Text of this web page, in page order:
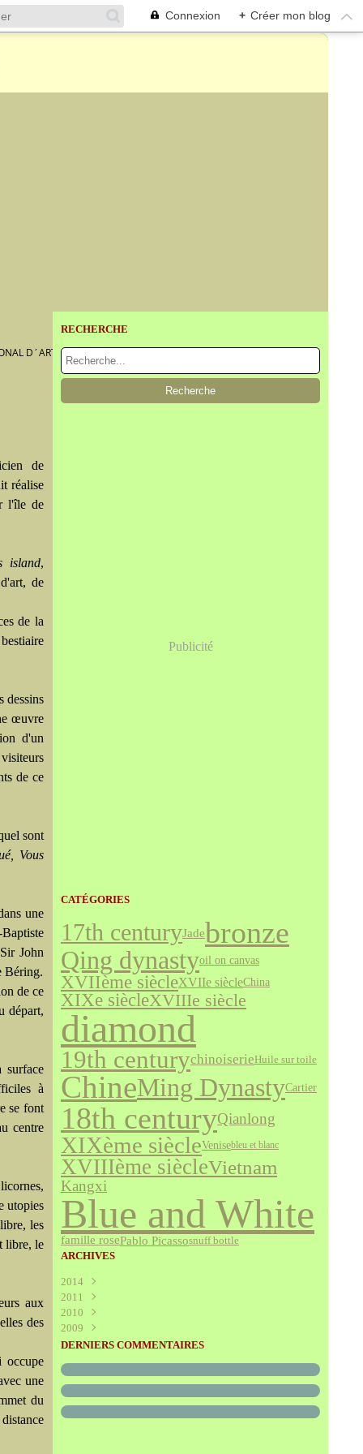
Connexion + Créer mon blog
D´ART ET DU PAYSAGE,
de
réalise
l'île de
island,
de
de la
dessins
œuvre
d'un
de ce
sont
Vous
une
John
Béring.
de ce
départ,
surface
à
se font
centre
utopies
les
libre, le
aux
des
occupe
une
du
RECHERCHE
Publicité
CATÉGORIES
17th centuryJadebronze
Qing dynastyoil on canvas
XVIIème siècleXVIIe siècleChina
XIXe siècleXVIIIe siècle
diamond
19th centurychinoiserieHuile sur toile
ChineMing DynastyCartier
18th centuryQianlong
XIXème siècleVenisebleu et blanc
XVIIIème siècleVietnam
Kangxi
Blue and White
famille rosePablo Picassosnuff bottle
ARCHIVES
2014
Août
2011
Juillet
Juin
Mai(340)
Mars(227)
Janvier(289)
2010
Décembre
Novembre(595)
Septembre(272)
Juillet(325)
Juin(466)
2009
Décembre(208)
Octobre(227)
Août(273)
Juillet(316)
DERNIERS COMMENTAIRES